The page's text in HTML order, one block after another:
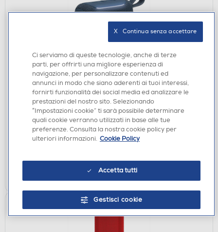
CASSE BLUETOOOTH
HARMAN KARDON - Diffusore compatto
waterproof e antiurto GO 5-Blu
€ 49,90
Acquisto online:disponibile
AGGIUNGI
Ci serviamo di queste tecnologie, anche di terze
parti, per offrirti una migliore esperienza di
navigazione, per personalizzare contenuti ed
annunci in modo che siano aderenti ai tuoi interessi,
fornirti funzionalità dei social media ed analizzare le
prestazioni del nostro sito. Selezionando
“Impostazioni cookie” ti sarà possibile determinare
quali cookie verranno utilizzati in base alle tue
preferenze. Consulta la nostra cookie policy per
ulteriori informazioni. Cookie Policy
Accetta tutti
Gestisci cookie
X   Continua senza accettare